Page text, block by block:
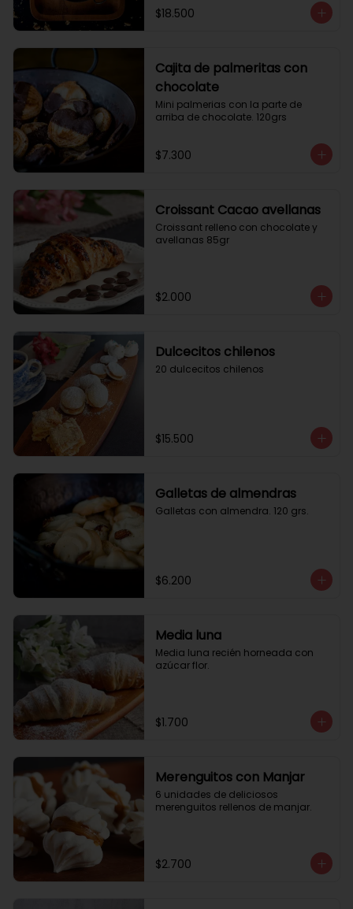
$18.500
Cajita de palmeritas con
chocolate
Mini palmerias con la parte de
arriba de chocolate. 120grs
$7.300
Croissant Cacao avellanas
Croissant relleno con chocolate y
avellanas 85gr
$2.000
Dulcecitos chilenos
20 dulcecitos chilenos
$15.500
Galletas de almendras
Galletas con almendra. 120 grs.
$6.200
Media luna
Media luna recién horneada con
azúcar flor.
$1.700
Merenguitos con Manjar
6 unidades de deliciosos
merenguitos rellenos de manjar.
$2.700